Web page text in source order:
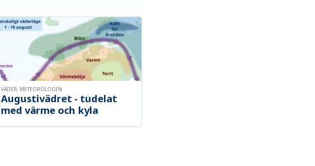
Augustivädret - tudelat
med värme och kyla
VÄDER, METEOROLOGEN